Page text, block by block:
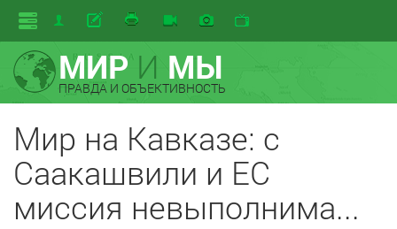
МИРИ МЫ
ПРАВДА И ОБЪЕКТИВНОСТЬ
Мир на Кавказе: с
Саакашвили и ЕС
миссия невыполнима...